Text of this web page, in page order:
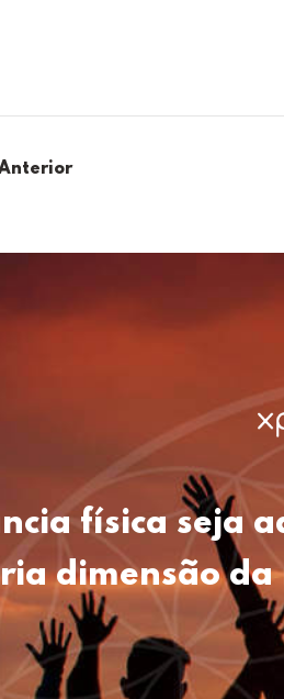
Anterior
física seja
dimensão da